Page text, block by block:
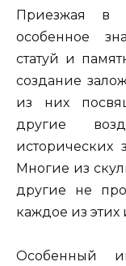
Приезжая в
особенное
статуй и
создание
из них
другие
исторических
Многие из
другие не
каждое из
Особенный